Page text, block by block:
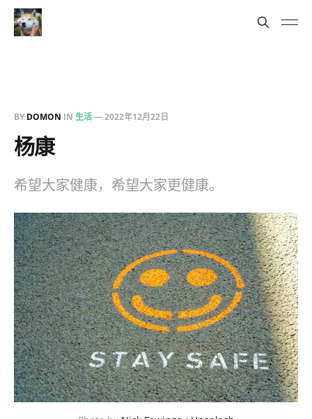
BY DOMON IN 生活—2022年12月22日
杨康
希望大家健康，希望大家更健康。